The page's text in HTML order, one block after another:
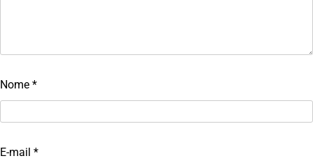
Nome *
E-mail *